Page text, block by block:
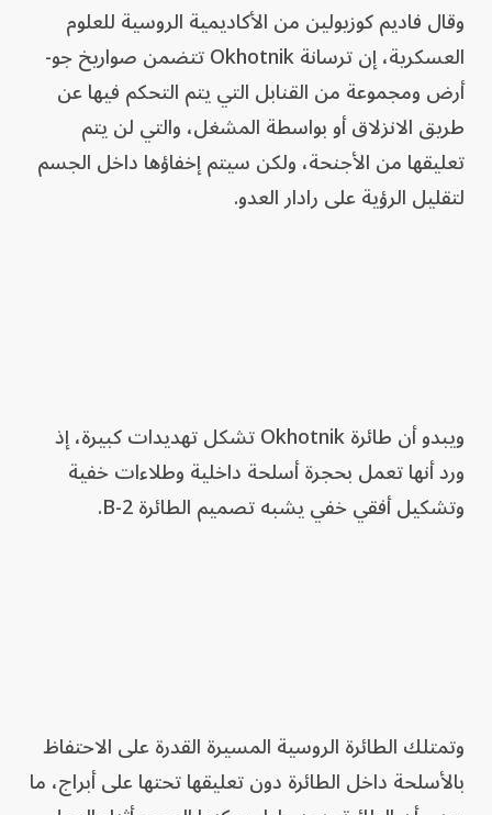
وقال فاديم كوزيولين من الأكاديمية الروسية للعلوم
العسكرية، إن ترسانة Okhotnik تتضمن صواريخ جو-
أرض ومجموعة من القنابل التي يتم التحكم فيها عن
طريق الانزلاق أو بواسطة المشغل، والتي لن يتم
تعليقها من الأجنحة، ولكن سيتم إخفاؤها داخل الجسم
لتقليل الرؤية على رادار العدو.
ويبدو أن طائرة Okhotnik تشكل تهديدات كبيرة، إذ
ورد أنها تعمل بحجرة أسلحة داخلية وطلاءات خفية
وتشكيل أفقي خفي يشبه تصميم الطائرة B-2.
وتمتلك الطائرة الروسية المسيرة القدرة على الاحتفاظ
بالأسلحة داخل الطائرة دون تعليقها تحتها على أبراج، ما